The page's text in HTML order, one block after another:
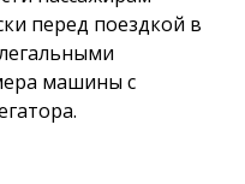
перед поездкой в
машины с